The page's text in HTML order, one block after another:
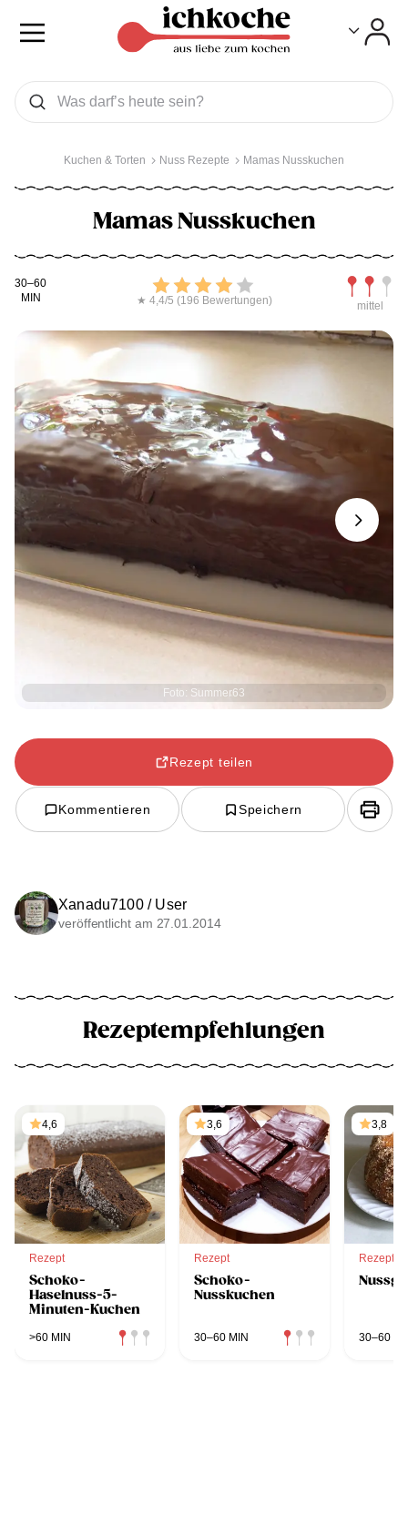
Was wollen Sie suchen
Suchen
Kuchen & Torten Nuss Rezepte Mamas Nusskuchen
Mamas Nusskuchen
Kochdauer
30–60
MIN
Bewerten
★ 4,4/5 (196 Bewertungen) mittel
Foto: Summer63
Next
Rezept teilen
Kommentieren Speichern
Xanadu7100 / User
veröffentlicht am 27.01.2014
Rezeptempfehlungen
4,6
Rezept
Schoko-
Haselnuss-5-
Minuten-Kuchen
>60 MIN
3,6
Rezept
Schoko-
Nusskuchen
30–60 MIN
3,8
Rezept
30–60